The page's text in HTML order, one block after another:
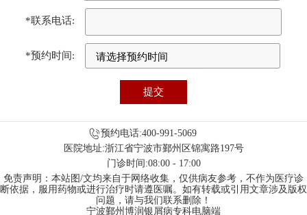
*联系电话:
*预约时间:
预约电话:400-991-5069
医院地址:浙江省宁波市鄞州区锦寓路197号
门诊时间:08:00 - 17:00
免责声明：本站图/文均来自于网络收集，仅供病友参考，不作为医疗诊
断依据，服用药物或进行治疗时请遵医嘱。如有转载或引用文章涉及版权
问题，请与我们联系删除！
宁波鄞州博润银屑病专科电脑端